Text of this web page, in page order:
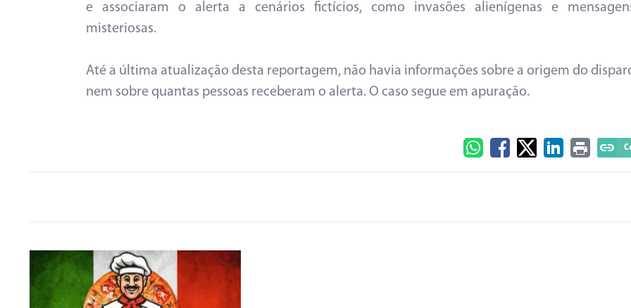
e associaram o alerta a cenários fictícios, como invasões alienígenas e
misteriosas.
Até a última atualização desta reportagem, não havia informações sobre a origem do
nem sobre quantas pessoas receberam o alerta. O caso segue em apuração.